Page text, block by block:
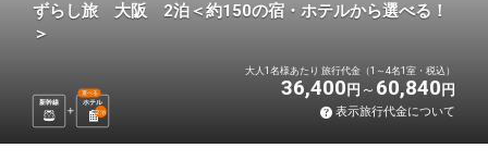
ずらし旅 大阪 2泊＜約150の宿・ホテルから選べる！
＞
新幹線 ホテル
選べる
2泊
大人1名様あたり 旅行代金（1～4名1室・税込）
36,400 円 60,840 円
表示旅行代金について